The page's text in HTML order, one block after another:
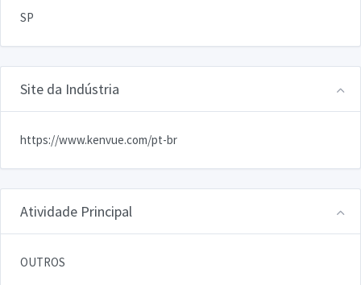
SP
Site da Indústria
https://www.kenvue.com/pt-br
Atividade Principal
OUTROS